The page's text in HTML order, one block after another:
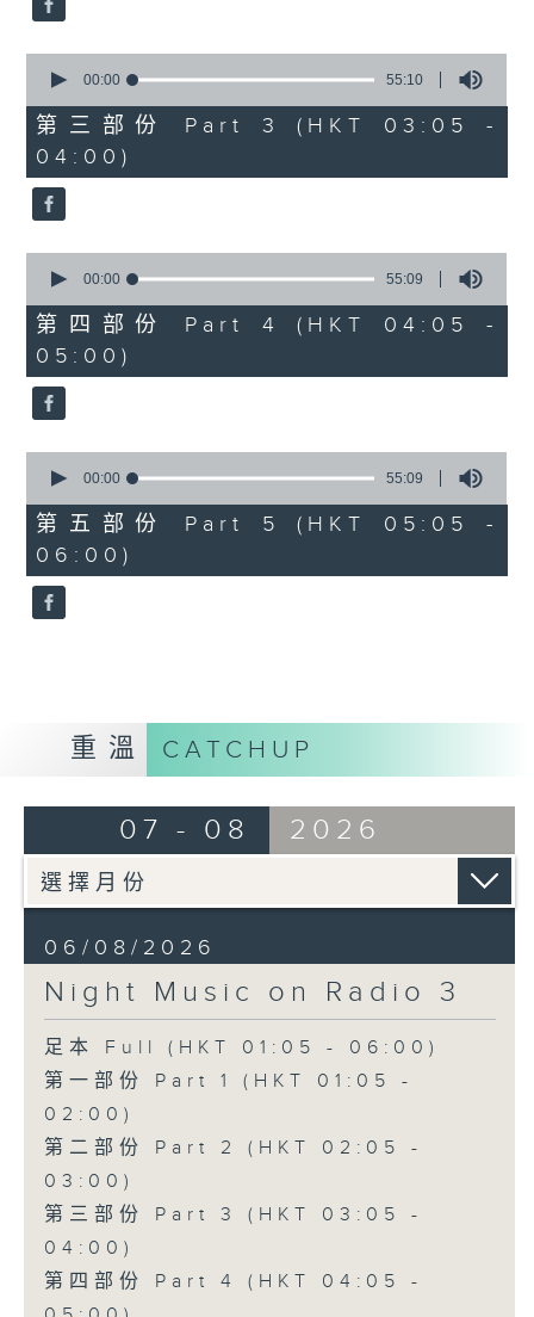
seconds
55
minutes,
10
seconds
00:00 55:10
第三部份 Part 3 (HKT 03:05 -
04:00)
seconds
55
minutes,
9
seconds
00:00 55:09
第四部份 Part 4 (HKT 04:05 -
05:00)
seconds
55
minutes,
9
seconds
00:00 55:09
第五部份 Part 5 (HKT 05:05 -
06:00)
重溫 CATCHUP
07 - 08 2026
06/08/2026
Night Music on Radio 3
足本 Full (HKT 01:05 - 06:00)
第一部份 Part 1 (HKT 01:05 -
02:00)
第二部份 Part 2 (HKT 02:05 -
03:00)
第三部份 Part 3 (HKT 03:05 -
04:00)
第四部份 Part 4 (HKT 04:05 -